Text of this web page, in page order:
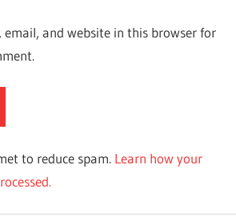
email, and website in this browser for
to reduce spam. Learn how your